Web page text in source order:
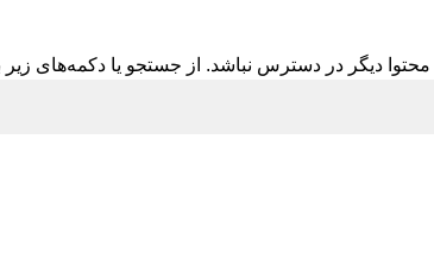
دیگر در دسترس نباشد. از جستجو یا دکمه‌های زیر